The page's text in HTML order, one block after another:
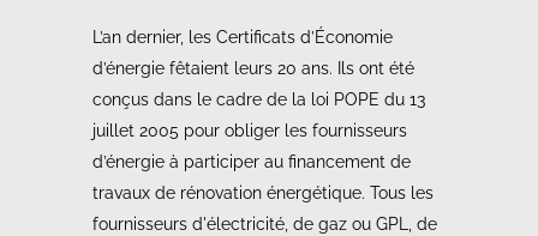
L’an dernier, les Certificats d’Économie
d’énergie fêtaient leurs 20 ans. Ils ont été
conçus dans le cadre de la loi POPE du 13
juillet 2005 pour obliger les fournisseurs
d’énergie à participer au financement de
travaux de rénovation énergétique. Tous les
fournisseurs d'électricité, de gaz ou GPL, de